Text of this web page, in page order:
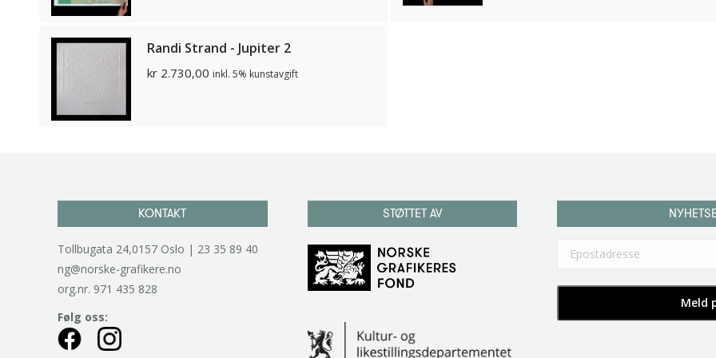
Randi Strand - Jupiter 2
kr 2.730,00 inkl. 5% kunstavgift
KONTAKT
Tollbugata 24,0157 Oslo | 23 35 89 40
ng@norske-grafikere.no
org.nr. 971 435 828
Følg oss:
STØTTET AV